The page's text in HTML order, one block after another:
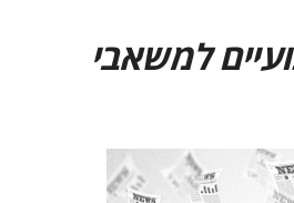
למשאבי